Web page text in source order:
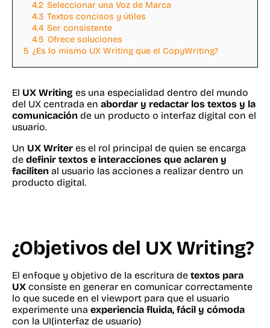
4.2 Seleccionar una Voz de Marca
4.3 Textos concisos y útiles
4.4 Ser consistente
4.5 Ofrece soluciones
5 ¿Es lo mismo UX Writing que el CopyWriting?
El UX Writing es una especialidad dentro del mundo
del UX centrada en abordar y redactar los textos y la
comunicación de un producto o interfaz digital con el
usuario.
Un UX Writer es el rol principal de quien se encarga
de definir textos e interacciones que aclaren y
faciliten al usuario las acciones a realizar dentro un
producto digital.
¿Objetivos del UX Writing?
El enfoque y objetivo de la escritura de textos para
UX consiste en generar en comunicar correctamente
lo que sucede en el viewport para que el usuario
experimente una experiencia fluida, fácil y cómoda
con la UI(interfaz de usuario)